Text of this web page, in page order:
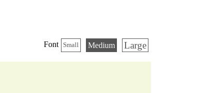
Font Small Medium Large